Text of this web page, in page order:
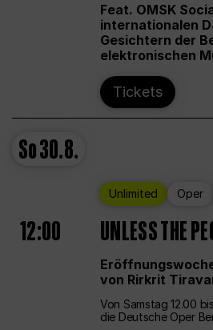
Feat. OMSK
internationalen
Gesichtern der
elektronischen
Tickets
So30.8.
Unlimited Oper
12:00 UNLESS THE
von Rirkrit
Von Samstag 12.00
die Deutsche Oper